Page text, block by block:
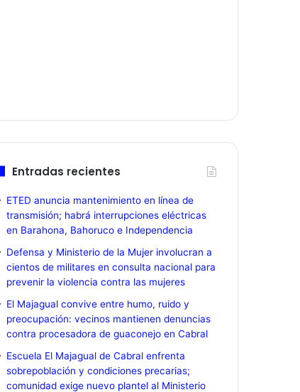
Entradas recientes
ETED anuncia mantenimiento en línea de
transmisión; habrá interrupciones eléctricas
en Barahona, Bahoruco e Independencia
Defensa y Ministerio de la Mujer involucran a
cientos de militares en consulta nacional para
prevenir la violencia contra las mujeres
El Majagual convive entre humo, ruido y
preocupación: vecinos mantienen denuncias
contra procesadora de guaconejo en Cabral
Escuela El Majagual de Cabral enfrenta
sobrepoblación y condiciones precarias;
comunidad exige nuevo plantel al Ministerio